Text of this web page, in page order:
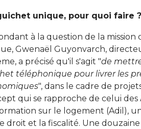
unique, pour quoi faire ?
à la question de la
Gwenaël Guyonvarch,
a précisé qu'il s'agit "de
téléphonique pour livrer les
", dans le cadre de
qui se rapproche de celui
sur le logement (Adil),
droit et la fiscalité. Une